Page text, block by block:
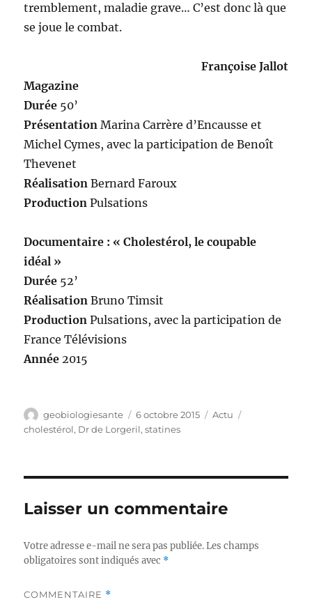
tremblement, maladie grave… C’est donc là que
se joue le combat.
Françoise Jallot
Magazine
Durée 50’
Présentation Marina Carrère d’Encausse et
Michel Cymes, avec la participation de Benoît
Thevenet
Réalisation Bernard Faroux
Production Pulsations
Documentaire : « Cholestérol, le coupable
idéal »
Durée 52’
Réalisation Bruno Timsit
Production Pulsations, avec la participation de
France Télévisions
Année 2015
Auteur
geobiologiesante
Publié
le
6 octobre 2015 Catégories
Actu
cholestérol, Dr de Lorgeril,statines
Laisser un commentaire
Votre adresse e-mail ne sera pas publiée. Les champs
obligatoires sont indiqués avec *
COMMENTAIRE *